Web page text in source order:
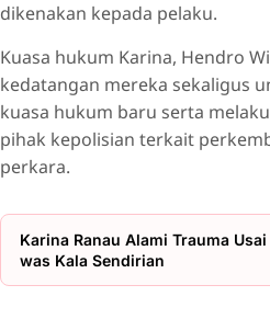
dikenakan kepada pelaku.
Kuasa hukum Karina, Hendro
kedatangan mereka sekaligus
kuasa hukum baru serta
pihak kepolisian terkait
perkara.
Karina Ranau Alami Trauma
was Kala Sendirian